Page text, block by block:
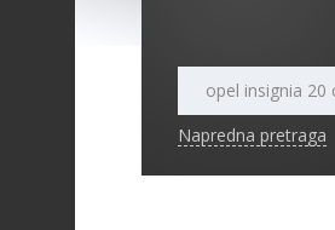
Napredna pretraga